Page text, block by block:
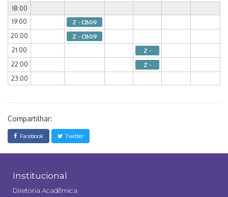
18:00
19:00
Z - CB09
20:00 Z - CB09
21:00 Z -
22:00 Z -
23:00
Compartilhar:
Facebook Twitter
Institucional
Diretoria Acadêmica